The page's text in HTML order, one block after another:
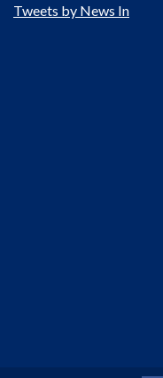
Tweets by News In